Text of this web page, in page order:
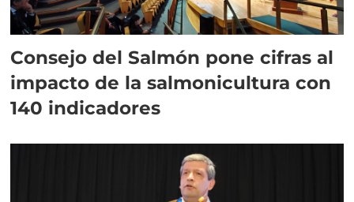
Consejo del Salmón pone cifras al
impacto de la salmonicultura con
140 indicadores